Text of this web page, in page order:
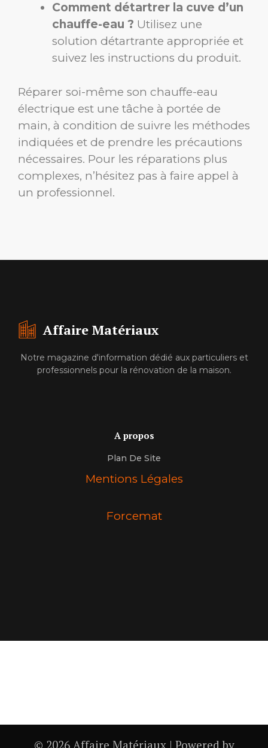
Comment détartrer la cuve d’un
chauffe-eau ? Utilisez une
solution détartrante appropriée et
suivez les instructions du produit.
Réparer soi-même son chauffe-eau
électrique est une tâche à portée de
main, à condition de suivre les méthodes
indiquées et de prendre les précautions
nécessaires. Pour les réparations plus
complexes, n’hésitez pas à faire appel à
un professionnel.
Affaire Matériaux
Notre magazine d'information dédié aux particuliers et
professionnels pour la rénovation de la maison.
A propos
Plan De Site
Mentions Légales
Forcemat
© 2026 Affaire Matériaux | Powered by